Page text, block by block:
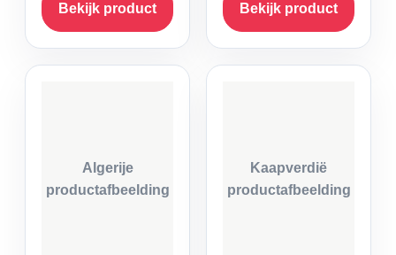
Bekijk product Bekijk product
Algerije
productafbeelding
Kaapverdië
productafbeelding